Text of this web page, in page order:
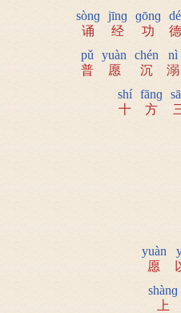
sònɡ
诵
jīnɡ
经
ɡōnɡ
功
dé
德
pǔ
普
yuàn
愿
chén
沉
nì
溺
shí
十
fānɡ
方
yuàn
愿
shànɡ
上